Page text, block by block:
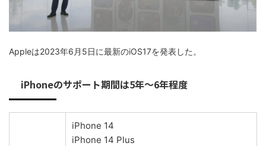
Appleは2023年6月5日に最新のiOS17を発表した。
iPhoneのサポート期間は5年～6年程度
iPhone 14
iPhone 14 Plus